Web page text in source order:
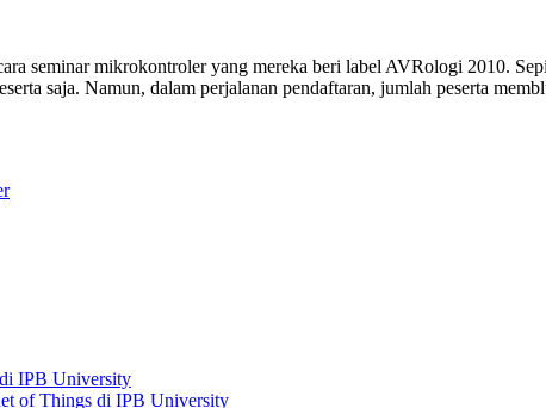
seminar mikrokontroler yang mereka beri label AVRologi 2010.
saja. Namun, dalam perjalanan pendaftaran, jumlah peserta
IPB University
of Things di IPB University